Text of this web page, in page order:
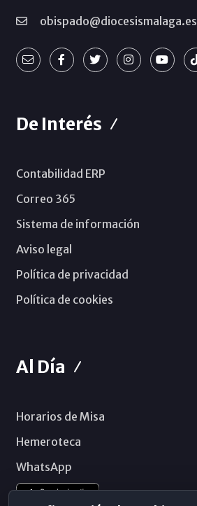
obispado@diocesismalaga.es
De Interés
Contabilidad ERP
Correo 365
Sistema de información
Aviso legal
Política de privacidad
Política de cookies
Al Día
Horarios de Misa
Hemeroteca
WhatsApp